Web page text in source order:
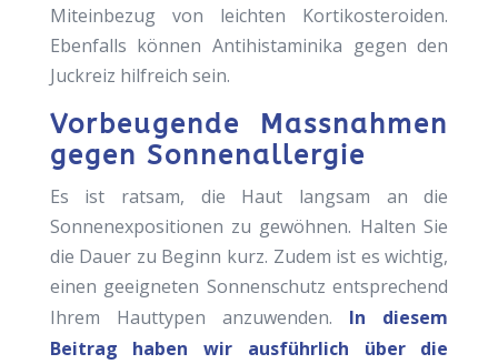
Miteinbezug von leichten Kortikosteroiden.
Ebenfalls können Antihistaminika gegen den
Juckreiz hilfreich sein.
Vorbeugende Massnahmen
gegen Sonnenallergie
Es ist ratsam, die Haut langsam an die
Sonnenexpositionen zu gewöhnen. Halten Sie
die Dauer zu Beginn kurz. Zudem ist es wichtig,
einen geeigneten Sonnenschutz entsprechend
Ihrem Hauttypen anzuwenden. In diesem
Beitrag haben wir ausführlich über die